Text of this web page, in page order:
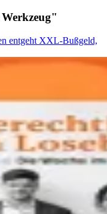
entgeht XXL-Bußgeld,